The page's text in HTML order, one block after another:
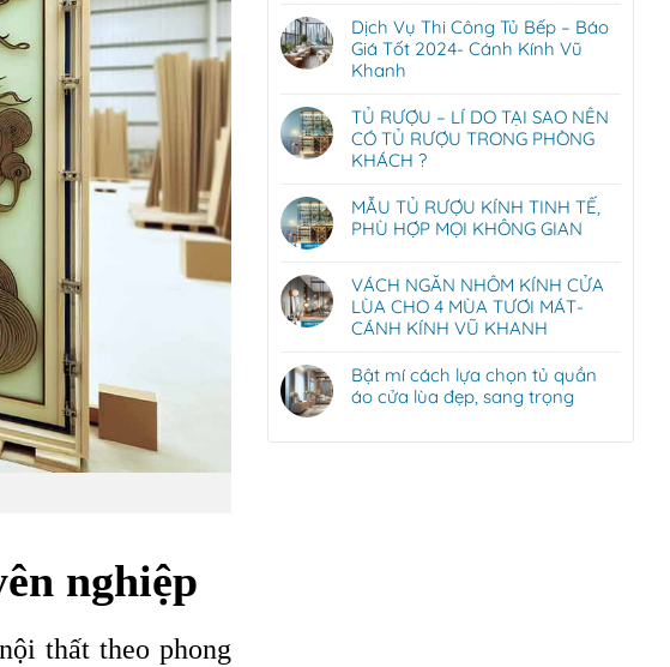
nghiệp
thất theo phong
Dịch Vụ Thi Công Tủ Bếp – Báo
Giá Tốt 2024- Cánh Kính Vũ
Khanh
TỦ RƯỢU – LÍ DO TẠI SAO NÊN
CÓ TỦ RƯỢU TRONG PHÒNG
KHÁCH ?
MẪU TỦ RƯỢU KÍNH TINH TẾ,
PHÙ HỢP MỌI KHÔNG GIAN
VÁCH NGĂN NHÔM KÍNH CỬA
LÙA CHO 4 MÙA TƯƠI MÁT-
CÁNH KÍNH VŨ KHANH
Bật mí cách lựa chọn tủ quần
áo cửa lùa đẹp, sang trọng